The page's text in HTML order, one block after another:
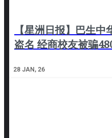
【星洲日报】巴生
盗名 经商校友被骗
28 JAN, 26